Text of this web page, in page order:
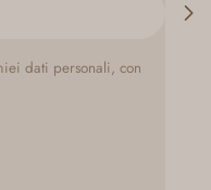
dati personali, con